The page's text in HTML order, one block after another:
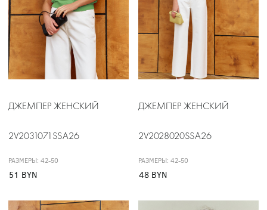
ДЖЕМПЕР ЖЕНСКИЙ
2V2031071SSA26
РАЗМЕРЫ: 42-50
51 BYN
ДЖЕМПЕР ЖЕНСКИЙ
2V2028020SSA26
РАЗМЕРЫ: 42-50
48 BYN